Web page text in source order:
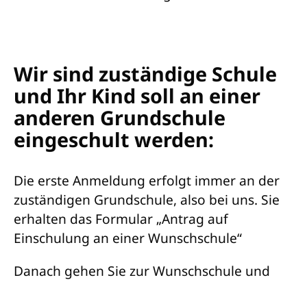
Wir sind zuständige Schule
und Ihr Kind soll an einer
anderen Grundschule
eingeschult werden:
Die erste Anmeldung erfolgt immer an der
zuständigen Grundschule, also bei uns. Sie
erhalten das Formular „Antrag auf
Einschulung an einer Wunschschule“
Danach gehen Sie zur Wunschschule und